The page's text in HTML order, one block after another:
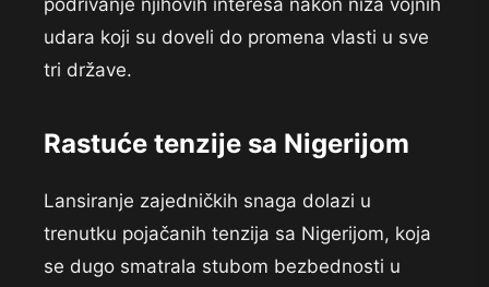
podrivanje njihovih interesa nakon niza vojnih
udara koji su doveli do promena vlasti u sve
tri države.
Rastuće tenzije sa Nigerijom
Lansiranje zajedničkih snaga dolazi u
trenutku pojačanih tenzija sa Nigerijom, koja
se dugo smatrala stubom bezbednosti u